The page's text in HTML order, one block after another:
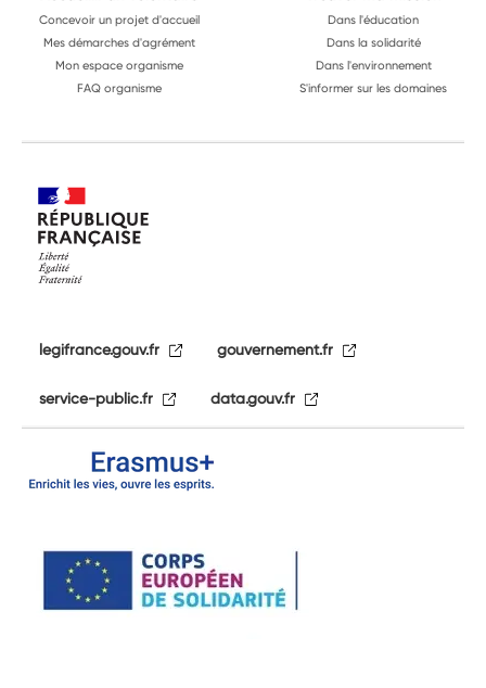
Concevoir un projet d'accueil
Mes démarches d'agrément
Mon espace organisme
FAQ organisme
Dans l'éducation
Dans la solidarité
Dans l'environnement
S'informer sur les domaines
legifrance.gouv.fr gouvernement.fr
service-public.fr data.gouv.fr